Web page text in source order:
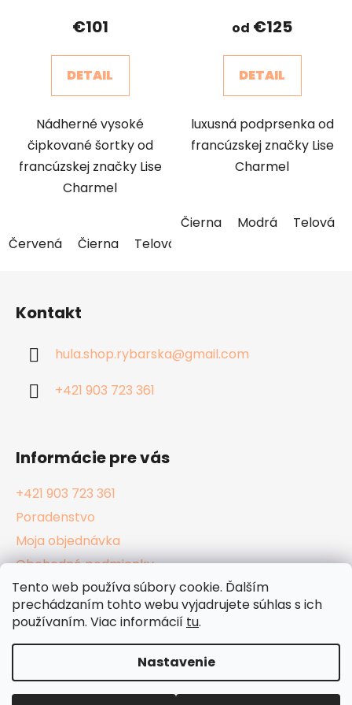
Tento web používa súbory cookie. Ďalším
prechádzaním tohto webu vyjadrujete súhlas s ich
používaním. Viac informácií tu.
Nastavenie
€101
DETAIL
Nádherné vysoké
čipkované šortky od
francúzskej značky Lise
Charmel
Červená Čierna Telová
od €125
DETAIL
luxusná podprsenka od
francúzskej značky Lise
Charmel
Čierna Modrá Telová
Kontakt
hula.shop.rybarska@gmail.com
+421 903 723 361
Informácie pre vás
+421 903 723 361
Poradenstvo
Moja objednávka
Obchodné podmienky
Reklamačný poriadok
Podmienky ochrany osobných údajov
Vytvoril Shoptet